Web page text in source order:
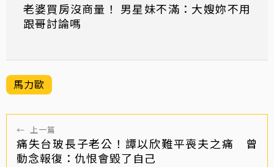
老婆買房沒商量！ 男星妹不滿：大嫂妳不用
跟哥討論嗎
馬力歐
← 上一篇
痛失台玻長子老公！譚以欣難平喪夫之痛 曾
動念報復：仇恨會毀了自己